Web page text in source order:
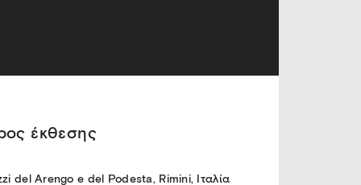
έκθεσης
del Arengo e del Podesta, Rimini, Ιταλία